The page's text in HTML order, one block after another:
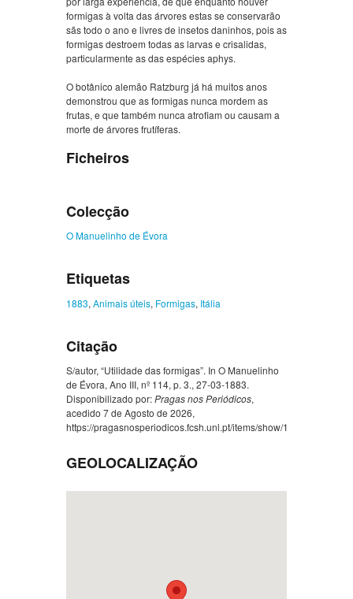
formigas à volta das árvores estas se conservarão
sãs todo o ano e livres de insetos daninhos, pois as
formigas destroem todas as larvas e crisalidas,
particularmente as das espécies aphys.
O botânico alemão Ratzburg já há muitos anos
demonstrou que as formigas nunca mordem as
frutas, e que também nunca atrofiam ou causam a
morte de árvores frutíferas.
Ficheiros
Colecção
O Manuelinho de Évora
Etiquetas
1883, Animais úteis, Formigas, Itália
Citação
S/autor, “Utilidade das formigas”. In O Manuelinho
de Évora, Ano III, nº 114, p. 3., 27-03-1883.
Disponibilizado por:Pragas nos Periódicos,
acedido 7 de Agosto de 2026,
https://pragasnosperiodicos.fcsh.unl.pt/items/show/1376
GEOLOCALIZAÇÃO